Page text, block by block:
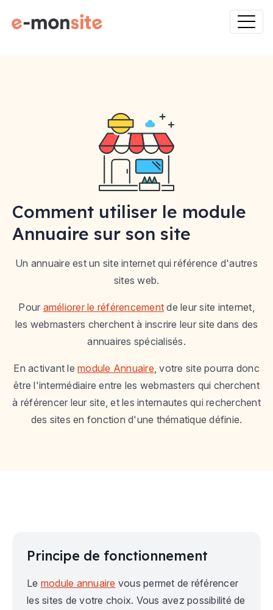
Comment utiliser le module
Annuaire sur son site
Un annuaire est un site internet qui référence d'autres
sites web.
Pour améliorer le référencement de leur site internet,
les webmasters cherchent à inscrire leur site dans des
annuaires spécialisés.
En activant le module Annuaire , votre site pourra donc
être l'intermédiaire entre les webmasters qui cherchent
à référencer leur site, et les internautes qui recherchent
des sites en fonction d'une thématique définie.
Principe de fonctionnement
Le module annuaire vous permet de référencer
les sites de votre choix. Vous avez possibilité de